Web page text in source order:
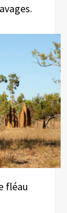
fléau